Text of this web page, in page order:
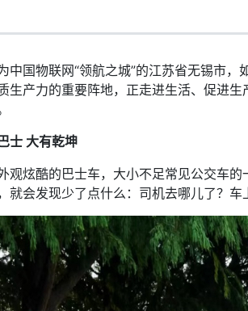
国物联网“领航之城”的江苏省无锡市，
生产力的重要阵地，正走进生活、促进
士 大有乾坤
炫酷的巴士车，大小不足常见公交车的
就会发现少了点什么：司机去哪儿了？